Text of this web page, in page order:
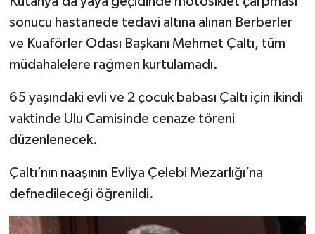
sonucu hastanede tedavi altına alınan Berberler
ve Kuaförler Odası Başkanı Mehmet Çaltı, tüm
müdahalelere rağmen kurtulamadı.
65 yaşındaki evli ve 2 çocuk babası Çaltı için ikindi
vaktinde Ulu Camisinde cenaze töreni
düzenlenecek.
Çaltı’nın naaşının Evliya Çelebi Mezarlığı’na
defnedileceği öğrenildi.
Köşe Yazıları
Kültür Sanat
Kütahya
Magazin